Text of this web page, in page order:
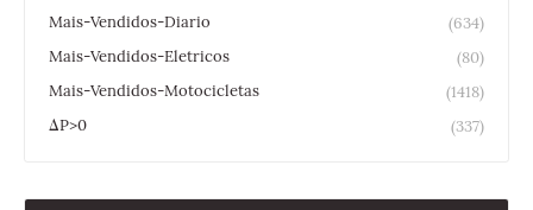
Mais-Vendidos-Diario
(634)
Mais-Vendidos-Eletricos
(80)
Mais-Vendidos-Motocicletas
(1418)
ΔP>0
(337)